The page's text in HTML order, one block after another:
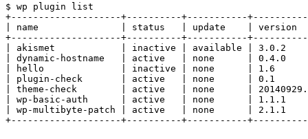
$ wp plugin list
+--------------------+----------+-----------
| name               | status   | update    | version
+--------------------+----------+-----------
| akismet            | inactive | available | 3.0.2
| dynamic-hostname   | active   | none      | 0.4.0
| hello              | inactive | none      | 1.6
| plugin-check       | active   | none      | 0.1
| theme-check        | active   | none      |
| wp-basic-auth      | active   | none      | 1.1.1
| wp-multibyte-patch | active   | none      | 2.1.1